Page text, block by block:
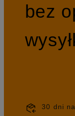
bez
30 dni